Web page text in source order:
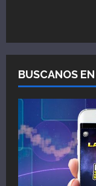
BUSCANOS